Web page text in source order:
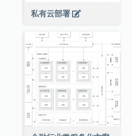
私有云部署